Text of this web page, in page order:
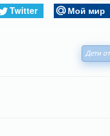
Twitter Мой мир
Дети